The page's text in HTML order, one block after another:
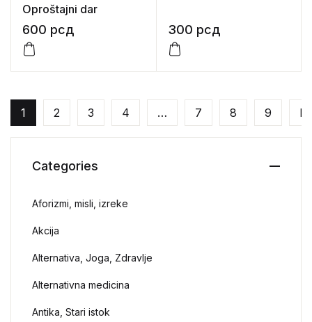
Oproštajni dar
600 рсд 300 рсд
1 2 3 4 … 7 8 9
Categories
Aforizmi, misli, izreke
Akcija
Alternativa, Joga, Zdravlje
Alternativna medicina
Antika, Stari istok